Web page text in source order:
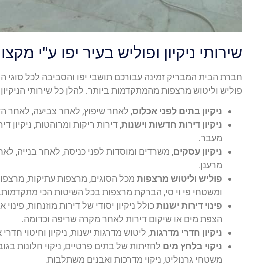
שירותי ניקיון ופוליש בעיר יפו ע"י
חברת הבית המבריק זמינה עבורכם תושבי יפו והסביבה לכל סוגי
פוליש וליטוש מרצפות מהמתקדמות ביותר. להלן כל שירותי
ניקיון בתים לפני אכלוס, לאחר שיפוץ, לאחר צביעה, לאחר
ניקיון דירות חדשות וישנות, דירות ריקות ומרוהטות, ניקיון
מעבר.
ניקיון עסקים, משרדים ומוסדות לפני כניסה, לאחר בנייה,
מרענן.
פוליש וליטוש מרצפות מכל הסוגים, מרצפות עתיקות,
ומשטחי פי וי סי, הברקת מרצפות בכל השיטות הכי מתקדמות.
פינוי דירות ישנותכולל ניקיון יסודי של דירות מוזנחות,
הצפת מים או שיקום דירות לאחר מקרה שריפה וכדומה.
ניקיון חדרי מדרגות, ליטוש מדרגות ישנות, ניקיון וחיטוי
ניקוי בלחץ מים לחזיתות של בתים פרטיים, ניקוי חלונות
משטחי גרנוליט, ניקוי מדרכות ואבנים משתלבות.